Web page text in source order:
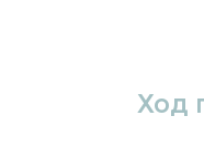
Ход